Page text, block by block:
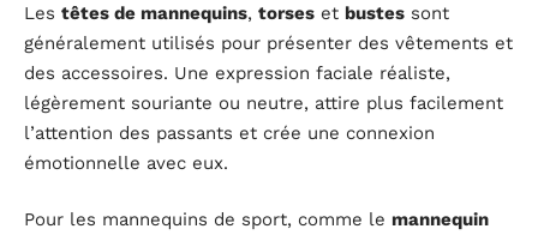
Les têtes de mannequins, torses et bustes sont
généralement utilisés pour présenter des vêtements et
des accessoires. Une expression faciale réaliste,
légèrement souriante ou neutre, attire plus facilement
l’attention des passants et crée une connexion
émotionnelle avec eux.
Pour les mannequins de sport, comme le mannequin